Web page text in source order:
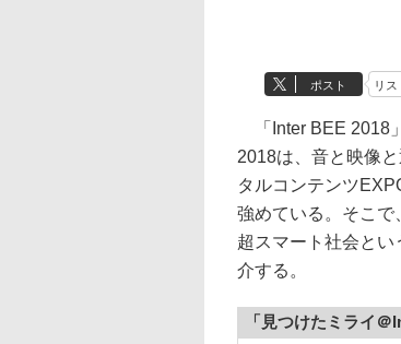
ポスト リス
「Inter BEE 2018
2018は、音と映像
タルコンテンツ
強めている。そこで
超スマート社会と
介する。
「見つけたミライ